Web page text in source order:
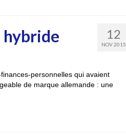
12
NOV 2015
hybride
personnelles qui avaient
de marque allemande : une